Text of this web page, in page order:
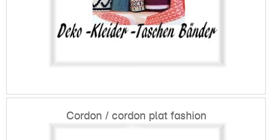
Cordon / cordon plat fashion